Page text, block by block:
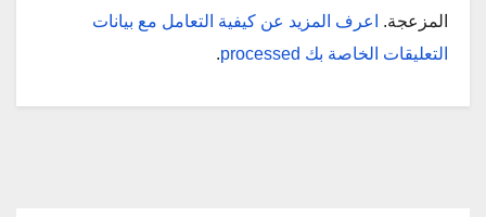
المزعجة.
اعرف المزيد عن كيفية التعامل مع بيانات
التعليقات الخاصة بك processed
.